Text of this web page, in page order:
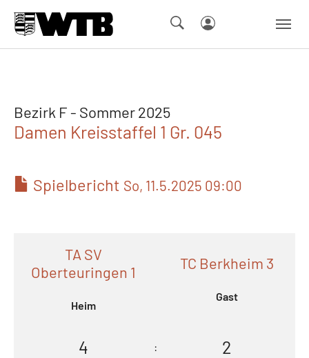
Bezirk F - Sommer 2025
Damen Kreisstaffel 1 Gr. 045
Spielbericht So, 11.5.2025 09:00
TA SV
Oberteuringen 1
Heim
TC Berkheim 3
Gast
4 : 2